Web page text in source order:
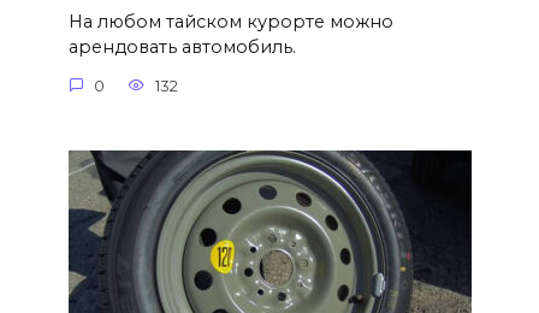
На любом тайском курорте можно
арендовать автомобиль.
0 132